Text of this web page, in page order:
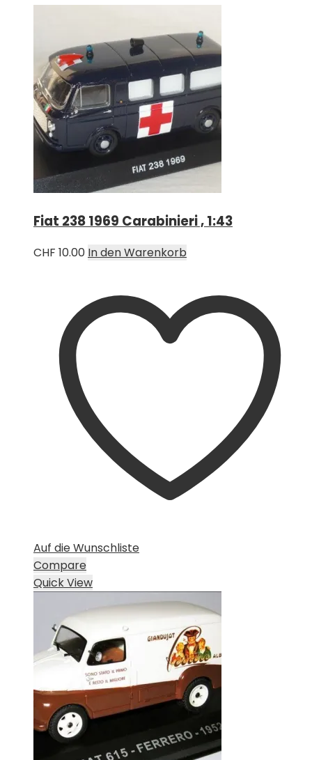
Fiat 238 1969 Carabinieri , 1:43
CHF 10.00 In den Warenkorb
Auf die Wunschliste
Compare
Quick View